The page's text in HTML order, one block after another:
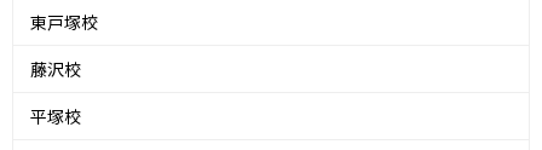
東戸塚校
藤沢校
平塚校